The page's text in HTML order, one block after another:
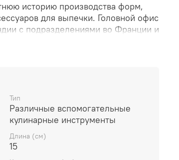
историю производства форм,
для выпечки. Головной офис
с подразделениями во Франции и
на собственных заводах
высокий контроль за
всем стандартам и нормам
делают инвентарь Patisse
в использовании и
Тип
Различные вспомогательные
кулинарные инструменты
Длина (см)
15